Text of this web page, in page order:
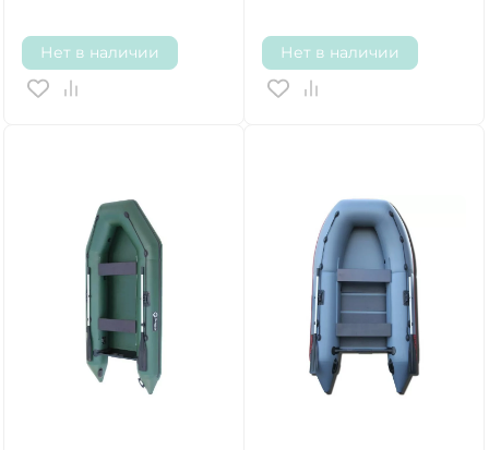
Нет в наличии Нет в наличии